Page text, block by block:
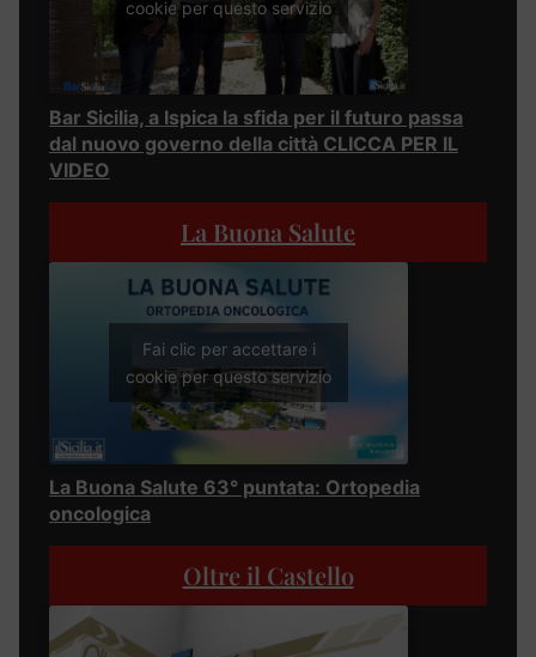
cookie per questo servizio
Bar Sicilia, a Ispica la sfida per il futuro passa
dal nuovo governo della città CLICCA PER IL
VIDEO
La Buona Salute
Fai clic per accettare i
cookie per questo servizio
La Buona Salute 63° puntata: Ortopedia
oncologica
Oltre il Castello